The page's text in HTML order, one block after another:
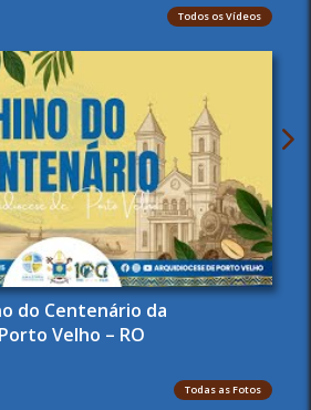
Todos os Vídeos
do Centenário da
Velho – RO
Todas as Fotos